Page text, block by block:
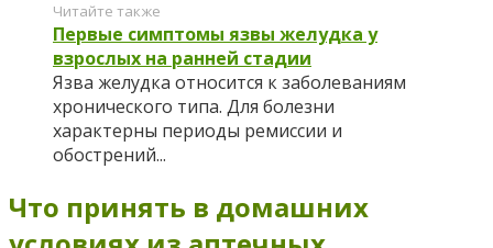
Читайте также
Первые симптомы язвы желудка у
взрослых на ранней стадии
Язва желудка относится к заболеваниям
хронического типа. Для болезни
характерны периоды ремиссии и
обострений...
Что принять в домашних